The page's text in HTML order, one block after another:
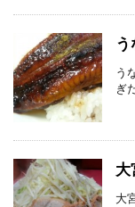
う
う
ぎ
大
大